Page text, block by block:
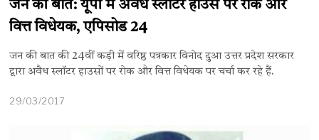
जन की बात: यूपी में अवैध स्लॉटर हाउस पर रोक और
वित्त विधेयक, एपिसोड 24
जन की बात की 24वीं कड़ी में वरिष्ठ पत्रकार विनोद दुआ उत्तर प्रदेश सरकार
द्वारा अवैध स्लॉटर हाउसों पर रोक और वित्त विधेयक पर चर्चा कर रहे हैं.
29/03/2017